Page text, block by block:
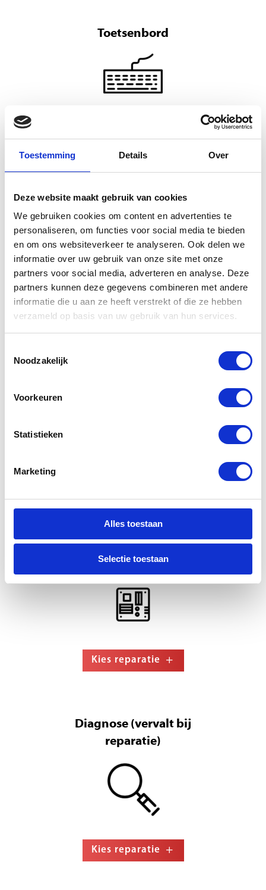
Toestemming Details Over
Deze website maakt gebruik van cookies
We gebruiken cookies om content en advertenties te
personaliseren, om functies voor social media te bieden
en om ons websiteverkeer te analyseren. Ook delen we
informatie over uw gebruik van onze site met onze
partners voor social media, adverteren en analyse. Deze
partners kunnen deze gegevens combineren met andere
informatie die u aan ze heeft verstrekt of die ze hebben
verzameld op basis van uw gebruik van hun services.
Noodzakelijk
Voorkeuren
Statistieken
Marketing
Alles toestaan
Selectie toestaan
Toetsenbord
Kies reparatie
Moederboard
reparatie
Kies reparatie
Diagnose (vervalt bij
reparatie)
Kies reparatie